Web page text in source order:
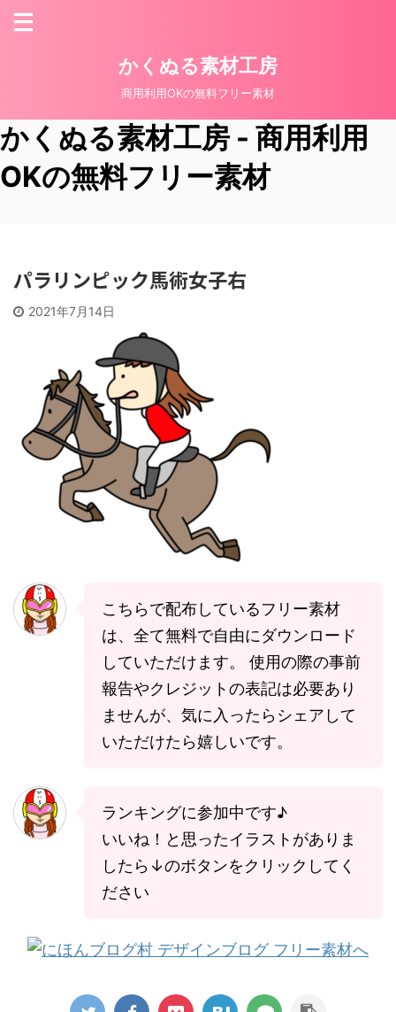
かくぬる素材工房
商用利用OKの無料フリー素材
かくぬる素材工房 - 商用利用
OKの無料フリー素材
パラリンピック馬術女子右
2021年7月14日
こちらで配布しているフリー素材
は、全て無料で自由にダウンロード
していただけます。 使用の際の事前
報告やクレジットの表記は必要あり
ませんが、気に入ったらシェアして
いただけたら嬉しいです。
ランキングに参加中です♪
いいね！と思ったイラストがありま
したら↓のボタンをクリックしてく
ださい